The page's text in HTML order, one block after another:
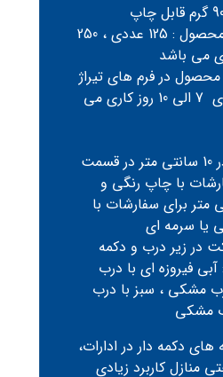
هر فرم چاپ از این محصول : 125 عددی ، 250
در فرم های تیراژ
125، 250 و 500 عددی 7 الی 10 روز کاری می
ابعاد قابل چاپ: 7 در 10 سانتی متر در قسمت
با چاپ رنگی و
در 28 سانتی متر برای سفارشات با
سرمه ای
در زیر درب و دکمه
فیروزه ای با درب
مشکی ، سبز با درب
مشکی
دکمه دار در ادارات،
منازل کاربرد زیادی